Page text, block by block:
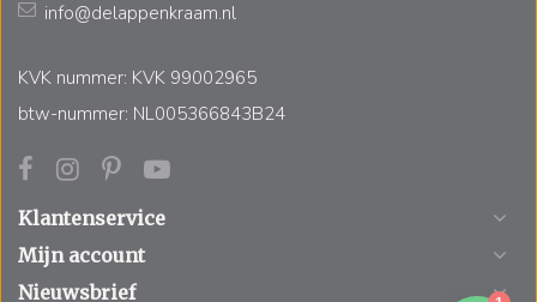
info@delappenkraam.nl
KVK nummer: KVK 99002965
btw-nummer: NL005366843B24
Klantenservice
Mijn account
Nieuwsbrief